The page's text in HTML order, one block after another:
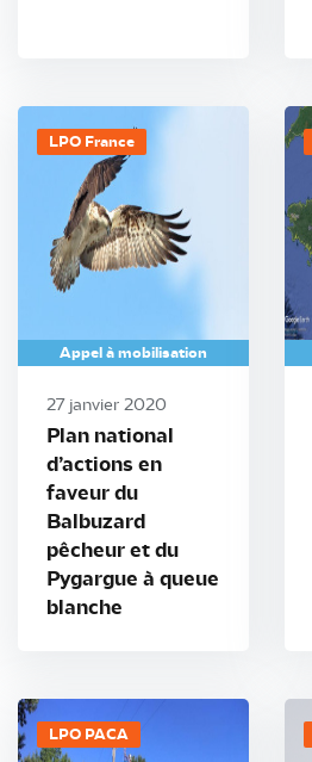
LPO France
Appel à mobilisation
27 janvier 2020
Plan national
d’actions en
faveur du
Balbuzard
pêcheur et du
Pygargue à queue
blanche
LPO PACA